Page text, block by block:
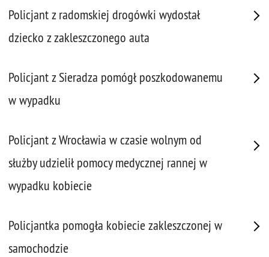
Policjant z radomskiej drogówki wydostał
dziecko z zakleszczonego auta
Policjant z Sieradza pomógł poszkodowanemu
w wypadku
Policjant z Wrocławia w czasie wolnym od
służby udzielił pomocy medycznej rannej w
wypadku kobiecie
Policjantka pomogła kobiecie zakleszczonej w
samochodzie